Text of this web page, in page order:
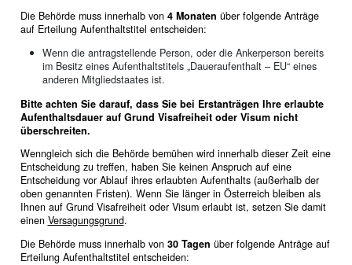
Die Behörde muss innerhalb von 4 Monaten über folgende Anträge
auf Erteilung Aufenthaltstitel entscheiden:
Wenn die antragstellende Person, oder die Ankerperson bereits
im Besitz eines Aufenthaltstitels „Daueraufenthalt – EU“ eines
anderen Mitgliedstaates ist.
Bitte achten Sie darauf, dass Sie bei Erstanträgen Ihre erlaubte
Aufenthaltsdauer auf Grund Visafreiheit oder Visum nicht
überschreiten.
Wenngleich sich die Behörde bemühen wird innerhalb dieser Zeit eine
Entscheidung zu treffen, haben Sie keinen Anspruch auf eine
Entscheidung vor Ablauf ihres erlaubten Aufenthalts (außerhalb der
oben genannten Fristen). Wenn Sie länger in Österreich bleiben als
Ihnen auf Grund Visafreiheit oder Visum erlaubt ist, setzen Sie damit
einen Versagungsgrund.
Die Behörde muss innerhalb von 30 Tagen über folgende Anträge auf
Erteilung Aufenthaltstitel entscheiden: